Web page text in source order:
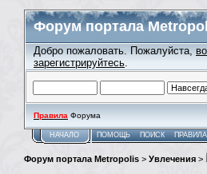
Форум портала
Добро пожаловать. Пожалуйста,
зарегистрируйтесь.
Правила Форума
НАЧАЛО ПОМОЩЬ ПОИСК ПРАВИЛА
Форум портала Metropolis > Увлечения >